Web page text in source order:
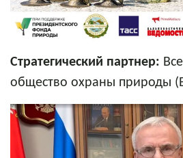
Стратегический партнер:
общество охраны природы